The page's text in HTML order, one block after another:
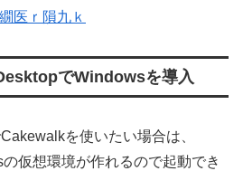
医ｒ隕九ｋ
でWindowsを導入
を使いたい場合は、
仮想環境が作れるので起動でき